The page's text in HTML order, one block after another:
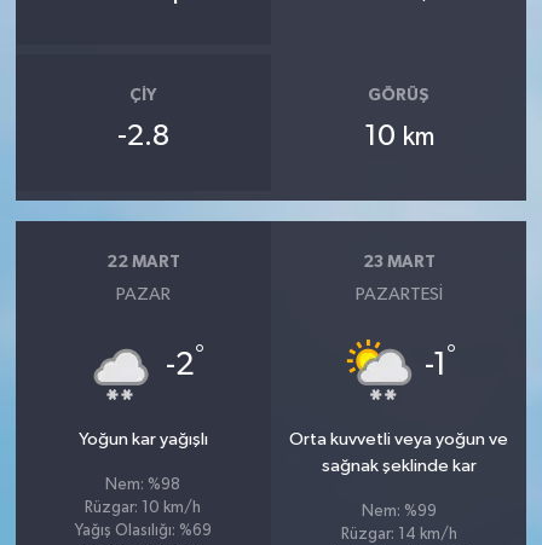
ÇIY
-2.8
GÖRÜŞ
10 km
22 MART
PAZAR
-2°
Yoğun kar yağışlı
Nem: %98
Rüzgar: 10 km/h
Yağış Olasılığı: %69
23 MART
PAZARTESI
-1 °
Orta kuvvetli veya yoğun ve
sağnak şeklinde kar
Nem: %99
Rüzgar: 14 km/h